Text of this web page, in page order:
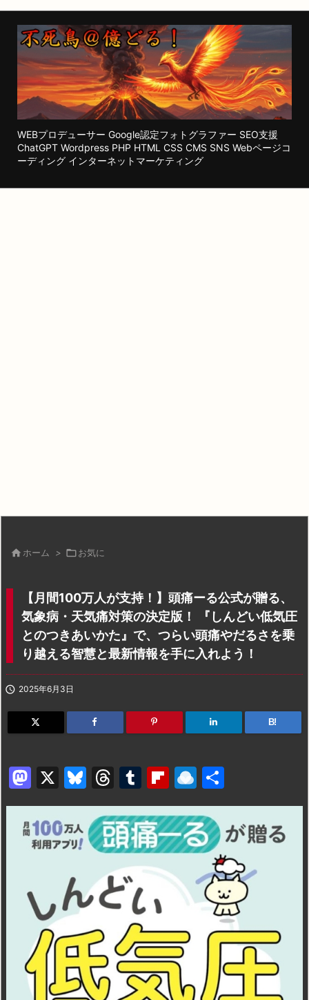
WEBプロデューサー Google認定フォトグラファー SEO支援
ChatGPT Wordpress PHP HTML CSS CMS SNS Webページコ
ーディング インターネットマーケティング
 ホーム > お気に
【月間100万人が支持！】頭痛ーる公式が贈る、
気象病・天気痛対策の決定版！ 『しんどい低気圧
とのつきあいかた』で、つらい頭痛やだるさを乗
り越える智慧と最新情報を手に入れよう！
 2025年6月3日
B!
M
a
st
o
o
n
X
Bl
u
e
s
y
T
hr
e
a
d
s
T
u
m
bl
r
Fl
ip
b
o
ar
d
R
ai
n
dr
p.
io
有